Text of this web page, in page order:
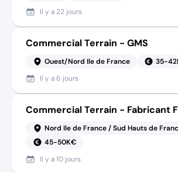
Il y a 22 jours
Commercial Terrain - GMS
Ouest/Nord Ile de France
35-
Il y a6 jours
Commercial Terrain - Fabricant
Nord Ile de France / Sud Hauts de
45-50K€
Il y a10 jours